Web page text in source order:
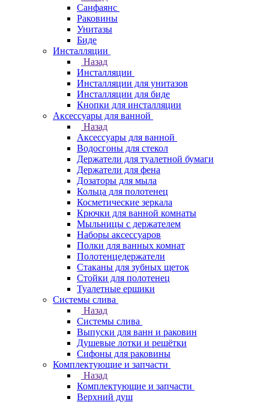
Санфаянс
Раковины
Унитазы
Биде
Инсталляции
Назад
Инсталляции
Инсталляции для унитазов
Инсталляции для биде
Кнопки для инсталляции
Аксессуары для ванной
Назад
Аксессуары для ванной
Водосгоны для стекол
Держатели для туалетной бумаги
Держатели для фена
Дозаторы для мыла
Кольца для полотенец
Косметические зеркала
Крючки для ванной комнаты
Мыльницы с держателем
Наборы аксессуаров
Полки для ванных комнат
Полотенцедержатели
Стаканы для зубных щеток
Стойки для полотенец
Туалетные ершики
Системы слива
Назад
Системы слива
Выпуски для ванн и раковин
Душевые лотки и решётки
Сифоны для раковины
Комплектующие и запчасти
Назад
Комплектующие и запчасти
Верхний душ